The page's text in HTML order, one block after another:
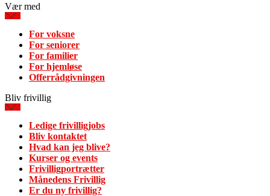
Vær med
For voksne
For seniorer
For familier
For hjemløse
Offerrådgivningen
Bliv frivillig
Ledige frivilligjobs
Bliv kontaktet
Hvad kan jeg blive?
Kurser og events
Frivilligportrætter
Månedens Frivillig
Er du ny frivillig?